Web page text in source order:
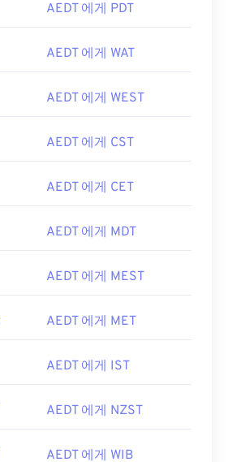
AEDT 에게 PDT
AEDT 에게 WAT
AEDT 에게 WEST
AEDT 에게 CST
AEDT 에게 CET
AEDT 에게 MDT
AEDT 에게 MEST
AEDT 에게 MET
AEDT 에게 IST
AEDT 에게 NZST
AEDT 에게 WIB